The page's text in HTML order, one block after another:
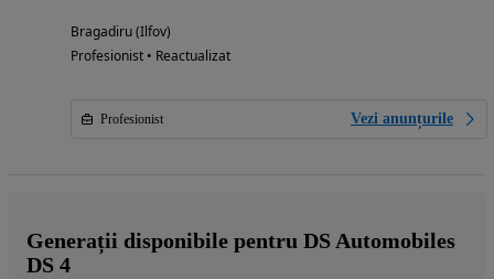
Bragadiru (Ilfov)
Profesionist • Reactualizat
Profesionist Vezi anunțurile
Generații disponibile pentru DS Automobiles
DS 4